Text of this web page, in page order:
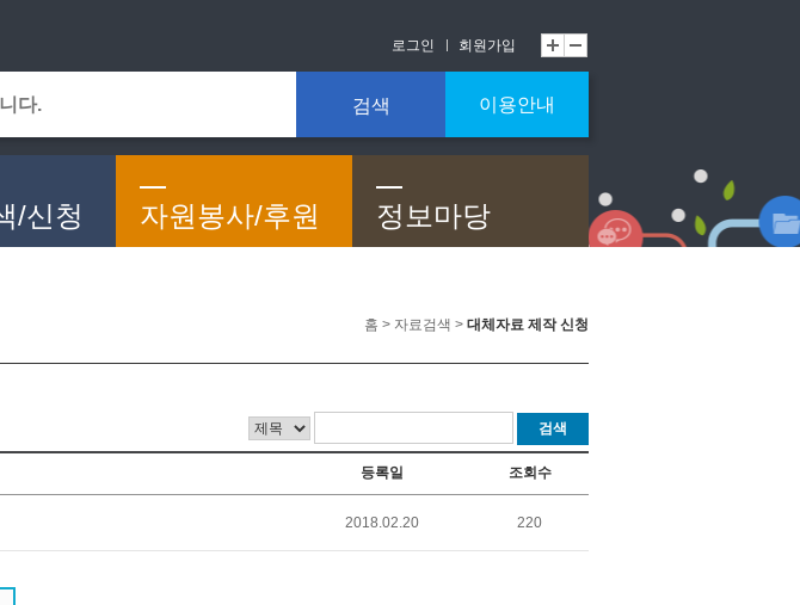
로그인 회원가입
검색 이용안내
/신청 자원봉사/후원 정보마당
홈 > 자료검색 > 대체자료 제작 신청
검색
등록일 조회수
2018.02.20 220